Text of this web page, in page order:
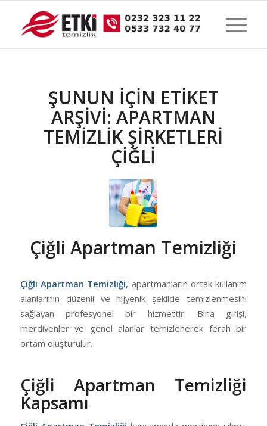
ŞUNUN IÇIN ETIKET
ARŞIVI: APARTMAN
TEMİZLİK ŞİRKETLERİ
ÇİĞLİ
Çiğli Apartman Temizliği
Çiğli Apartman Temizliği, apartmanların ortak kullanım
alanlarının düzenli ve hijyenik şekilde temizlenmesini
sağlayan profesyonel bir hizmettir. Bina girişi,
merdivenler ve genel alanlar temizlenerek ferah bir
ortam oluşturulur.
Çiğli Apartman Temizliği
Kapsamı